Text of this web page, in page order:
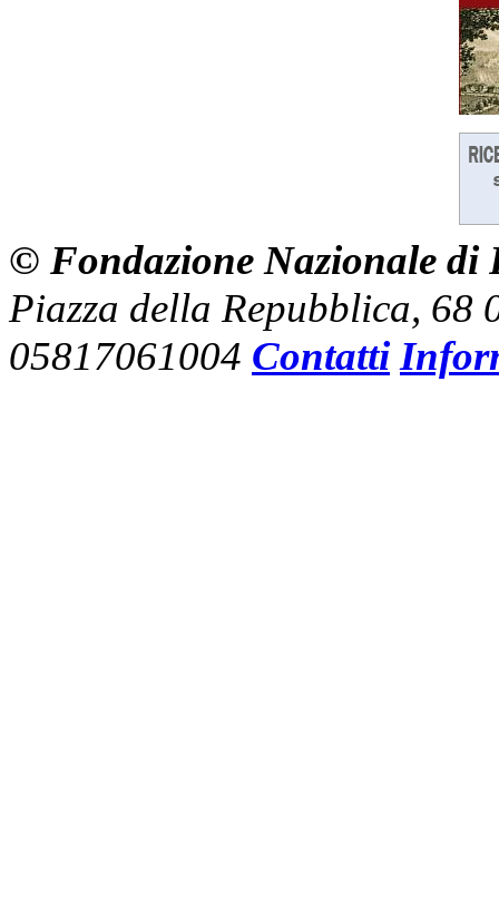
© Fondazione Nazionale di
Piazza della Repubblica, 68
05817061004 Contatti